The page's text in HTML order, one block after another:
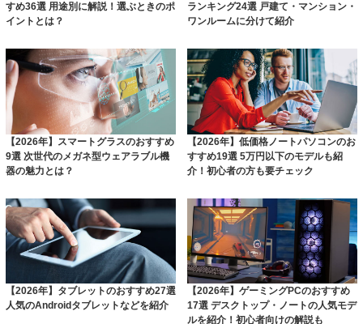
すめ36選 用途別に解説！選ぶときのポ
イントとは？
ランキング24選 戸建て・マンション・
ワンルームに分けて紹介
【2026年】スマートグラスのおすすめ
9選 次世代のメガネ型ウェアラブル機
器の魅力とは？
【2026年】低価格ノートパソコンのお
すすめ19選 5万円以下のモデルも紹
介！初心者の方も要チェック
【2026年】タブレットのおすすめ27選
人気のAndroidタブレットなどを紹介
【2026年】ゲーミングPCのおすすめ
17選 デスクトップ・ノートの人気モデ
ルを紹介！初心者向けの解説も